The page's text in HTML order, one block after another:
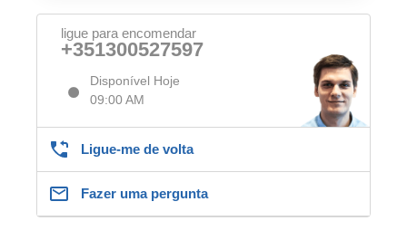
ligue para encomendar
+351300527597
Disponível Hoje
09:00 AM
Ligue-me de volta
Fazer uma pergunta